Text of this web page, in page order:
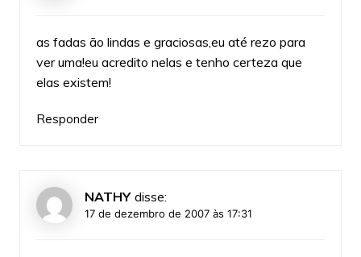
as fadas ão lindas e graciosas,eu até rezo para
ver uma!eu acredito nelas e tenho certeza que
elas existem!
Responder
NATHY disse:
17 de dezembro de 2007 às 17:31